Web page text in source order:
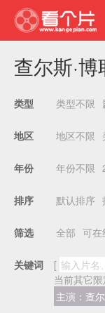
查尔斯·
类型 类型不限
地区 地区不限
年份 年份不限
排序 默认排序
筛选 全部 可在
关键词 [
当前其它限
主演：查